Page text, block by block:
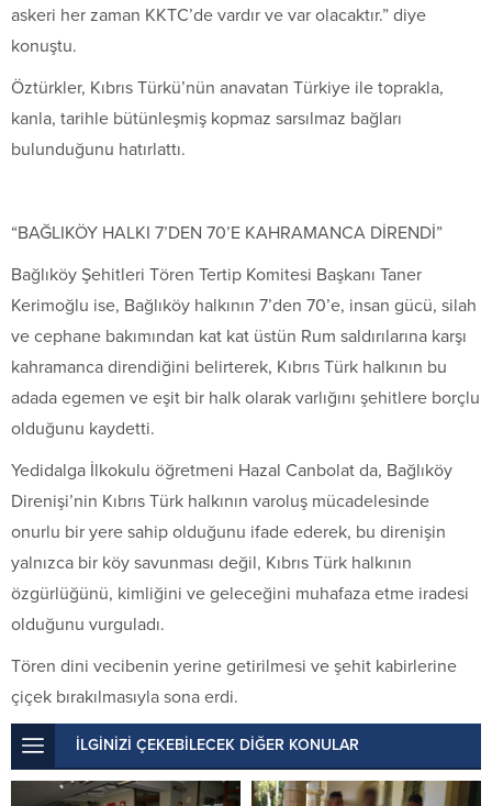
askeri her zaman KKTC’de vardır ve var olacaktır.” diye
konuştu.
Öztürkler, Kıbrıs Türkü’nün anavatan Türkiye ile toprakla,
kanla, tarihle bütünleşmiş kopmaz sarsılmaz bağları
bulunduğunu hatırlattı.
“BAĞLIKÖY HALKI 7’DEN 70’E KAHRAMANCA DİRENDİ”
Bağlıköy Şehitleri Tören Tertip Komitesi Başkanı Taner
Kerimoğlu ise, Bağlıköy halkının 7’den 70’e, insan gücü, silah
ve cephane bakımından kat kat üstün Rum saldırılarına karşı
kahramanca direndiğini belirterek, Kıbrıs Türk halkının bu
adada egemen ve eşit bir halk olarak varlığını şehitlere borçlu
olduğunu kaydetti.
Yedidalga İlkokulu öğretmeni Hazal Canbolat da, Bağlıköy
Direnişi’nin Kıbrıs Türk halkının varoluş mücadelesinde
onurlu bir yere sahip olduğunu ifade ederek, bu direnişin
yalnızca bir köy savunması değil, Kıbrıs Türk halkının
özgürlüğünü, kimliğini ve geleceğini muhafaza etme iradesi
olduğunu vurguladı.
Tören dini vecibenin yerine getirilmesi ve şehit kabirlerine
çiçek bırakılmasıyla sona erdi.
İLGİNİZİ ÇEKEBİLECEK DİĞER KONULAR